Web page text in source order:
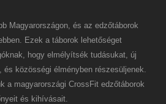
Magyarországon, és az edzőtáborok
Ezek a táborok lehetőséget
hogy elmélyítsék tudásukat, új
közösségi élményben részesüljenek.
a magyarországi CrossFit edzőtáborok
és kihívásait.